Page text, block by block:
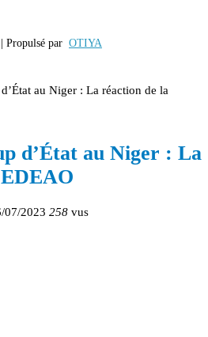
Propulsé par OTIYA
au Niger : La réaction de la
d’État au Niger : La
07/2023 258 vus